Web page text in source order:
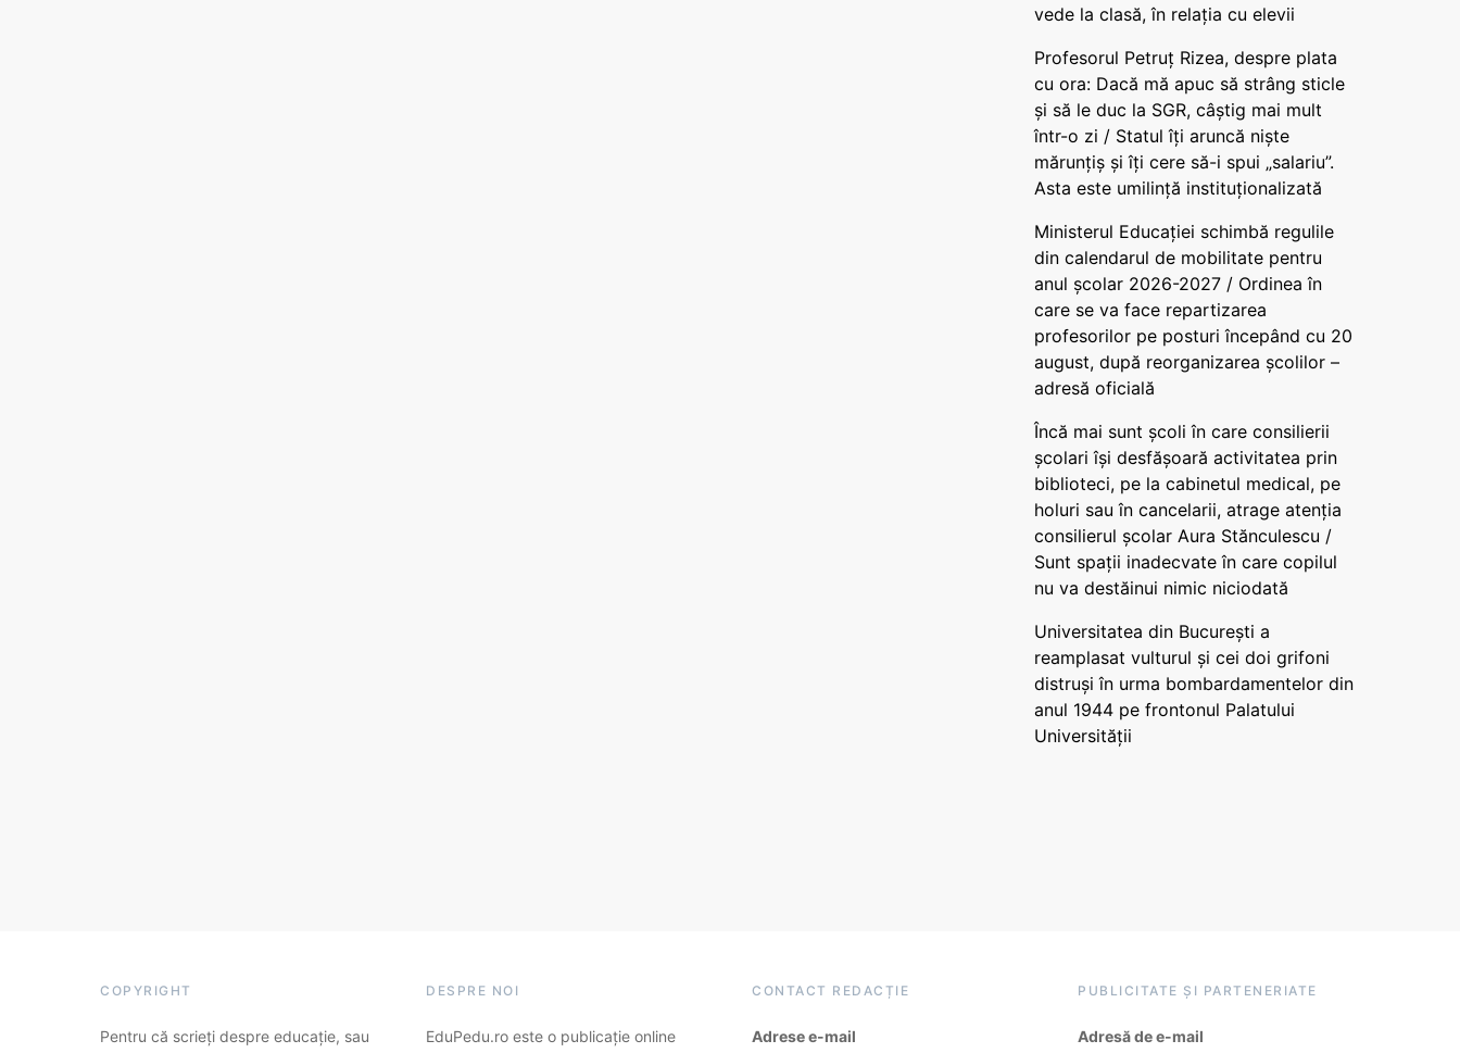
vede la clasă, în relația cu elevii
Profesorul Petruț Rizea, despre plata
cu ora: Dacă mă apuc să strâng sticle
și să le duc la SGR, câștig mai mult
într-o zi / Statul îți aruncă niște
mărunțiș și îți cere să-i spui „salariu”.
Asta este umilință instituționalizată
Ministerul Educației schimbă regulile
din calendarul de mobilitate pentru
anul școlar 2026-2027 / Ordinea în
care se va face repartizarea
profesorilor pe posturi începând cu 20
august, după reorganizarea școlilor –
adresă oficială
Încă mai sunt școli în care consilierii
școlari își desfășoară activitatea prin
biblioteci, pe la cabinetul medical, pe
holuri sau în cancelarii, atrage atenția
consilierul școlar Aura Stănculescu /
Sunt spații inadecvate în care copilul
nu va destăinui nimic niciodată
Universitatea din București a
reamplasat vulturul și cei doi grifoni
distruși în urma bombardamentelor din
anul 1944 pe frontonul Palatului
Universității
COPYRIGHT
Pentru că scrieți despre educație, sau
DESPRE NOI
EduPedu.ro este o publicație online
CONTACT REDACȚIE
Adrese e-mail
PUBLICITATE ȘI PARTENERIATE
Adresă de e-mail